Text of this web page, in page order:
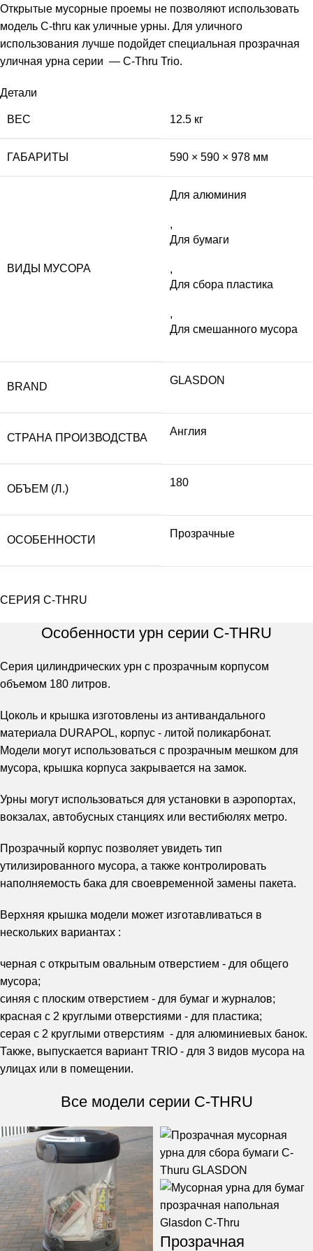
Открытые мусорные проемы не позволяют использовать
модель C-thru как уличные урны. Для уличного
использования лучше подойдет специальная прозрачная
уличная урна серии — C-Thru Trio.
Детали
ВЕС 12.5 кг
ГАБАРИТЫ 590 × 590 × 978 мм
ВИДЫ МУСОРА
Для алюминия
,
Для бумаги
,
Для сбора пластика
,
Для смешанного мусора
BRAND
GLASDON
СТРАНА ПРОИЗВОДСТВА
Англия
ОБЪЕМ (Л.)
180
ОСОБЕННОСТИ
Прозрачные
СЕРИЯ C-THRU
Особенности урн серии C-THRU
Серия цилиндрических урн с прозрачным корпусом
объемом 180 литров.
Цоколь и крышка изготовлены из антивандального
материала DURAPOL, корпус - литой поликарбонат.
Модели могут использоваться с прозрачным мешком для
мусора, крышка корпуса закрывается на замок.
Урны могут использоваться для установки в аэропортах,
вокзалах, автобусных станциях или вестибюлях метро.
Прозрачный корпус позволяет увидеть тип
утилизированного мусора, а также контролировать
наполняемость бака для своевременной замены пакета.
Верхняя крышка модели может изготавливаться в
нескольких вариантах :
черная с открытым овальным отверстием - для общего
мусора;
синяя с плоским отверстием - для бумаг и журналов;
красная с 2 круглыми отверстиями - для пластика;
серая с 2 круглыми отверстиям - для алюминиевых банок.
Также, выпускается вариант TRIO - для 3 видов мусора на
улицах или в помещении.
Все модели серии C-THRU
Прозрачная